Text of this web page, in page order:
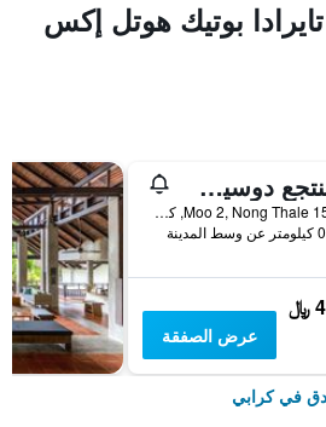
بوتيك هوتل إكس
منتجع دوسيت ثاني كرابي بيتش
155 Moo 2, Nong Thale, كرابي, تايلاند
عرض الصفقة
في كرابي